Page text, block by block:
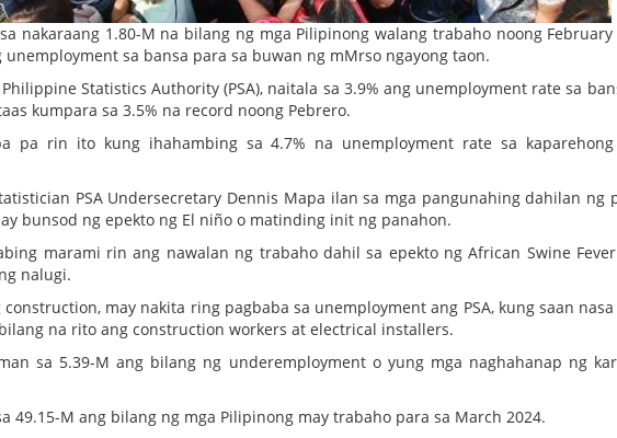
nakaraang 1.80-M na bilang ng mga Pilipinong walang trabaho noong February
unemployment sa bansa para sa buwan ng mMrso ngayong taon.
Statistics Authority (PSA), naitala sa 3.9% ang unemployment rate sa
kumpara sa 3.5% na record noong Pebrero.
pa rin ito kung ihahambing sa 4.7% na unemployment rate sa
PSA Undersecretary Dennis Mapa ilan sa mga pangunahing dahilan ng
bunsod ng epekto ng El niño o matinding init ng panahon.
marami rin ang nawalan ng trabaho dahil sa epekto ng African Swine Fever
nalugi.
may nakita ring pagbaba sa unemployment ang PSA, kung saan nasa
na rito ang construction workers at electrical installers.
sa 5.39-M ang bilang ng underemployment o yung mga naghahanap ng
49.15-M ang bilang ng mga Pilipinong may trabaho para sa March 2024.